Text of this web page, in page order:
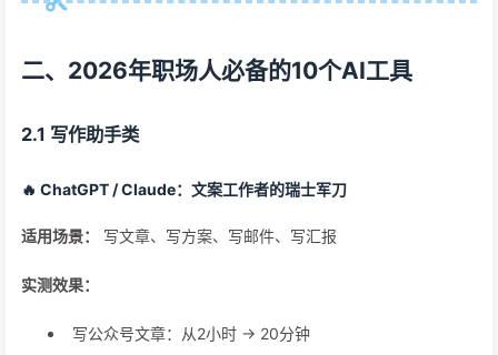
二、2026年职场人必备的10个AI工具
2.1 写作助手类
🔥 ChatGPT / Claude：文案工作者的瑞士军刀
适用场景： 写文章、写方案、写邮件、写汇报
实测效果：
写公众号文章：从2小时 → 20分钟